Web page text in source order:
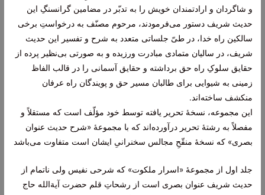
و شاگردان و ارادتمندان خویش را به تدبّر در مضامین گرانسنگِ این
حدیث شریف دستور می‌فرمودند، مرحوم مصنّف به درخواستِ برخی
سالکین راه خدا، در طیّ جلساتی متعدد به شرح و تفسیر این حدیث
شریف، در سالیان متمادی مبادرت ورزیده و به صورتی بی‌نظیر پرده از
حقایق سلوکِ راه حق برداشته و حقایق آسمانی را در قالب الفاظ
زمینی به شیوایی برای طالبان مسیر حق و پویندگان راه عرفان
منکشف ساخته‌اند.
این مجموعه، نسخۀ تحریر یافته توسط خود مؤلّف است که مستقلاً و
مفصلاً به رشتۀ تحریر درآورده‌اند که با مجموعۀ «شرح حدیث عنوان
بصری» که نسخۀ منقّحِ مجالس سخنرانیِ ایشان است متفاوت می‌باشد
جلد اول از مجموعۀ «اسرار ملکوت» که شرحی نفیس ولی ناتمام از
حدیث شریف عنوان بصری است از رشحاتِ قلم حضرت آیة‌الله حاج